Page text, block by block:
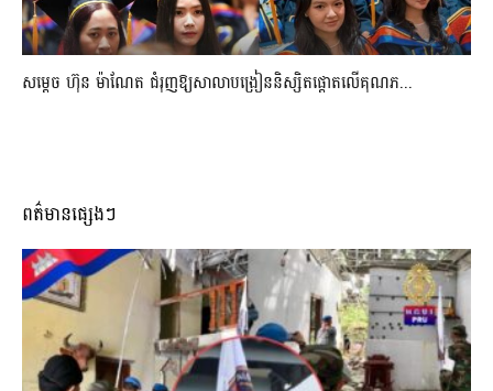
សម្តេច ហ៊ុន ម៉ាណែត ជំរុញឱ្យសាលាបង្រៀននិស្សិតផ្តោតលើគុណភ...
ពត៌មានផ្សេងៗ